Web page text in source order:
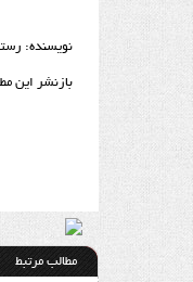
نویسنده:
بازنشر این
مطالب مرتبط